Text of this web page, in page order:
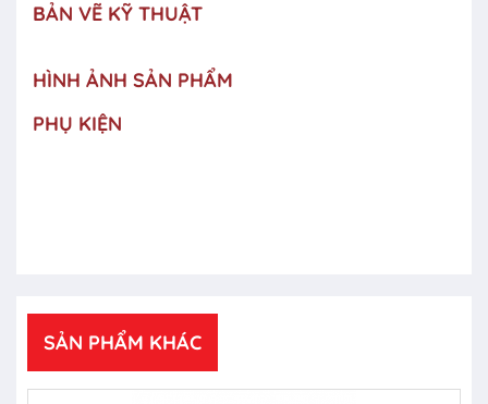
BẢN VẼ KỸ THUẬT
HÌNH ẢNH SẢN PHẨM
PHỤ KIỆN
SẢN PHẨM KHÁC